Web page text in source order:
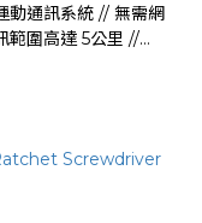
範圍高達 5公里 //
DEALER